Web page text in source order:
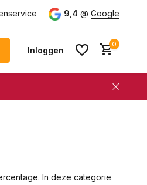
9,4 @ Google
Inloggen
0
In deze categorie